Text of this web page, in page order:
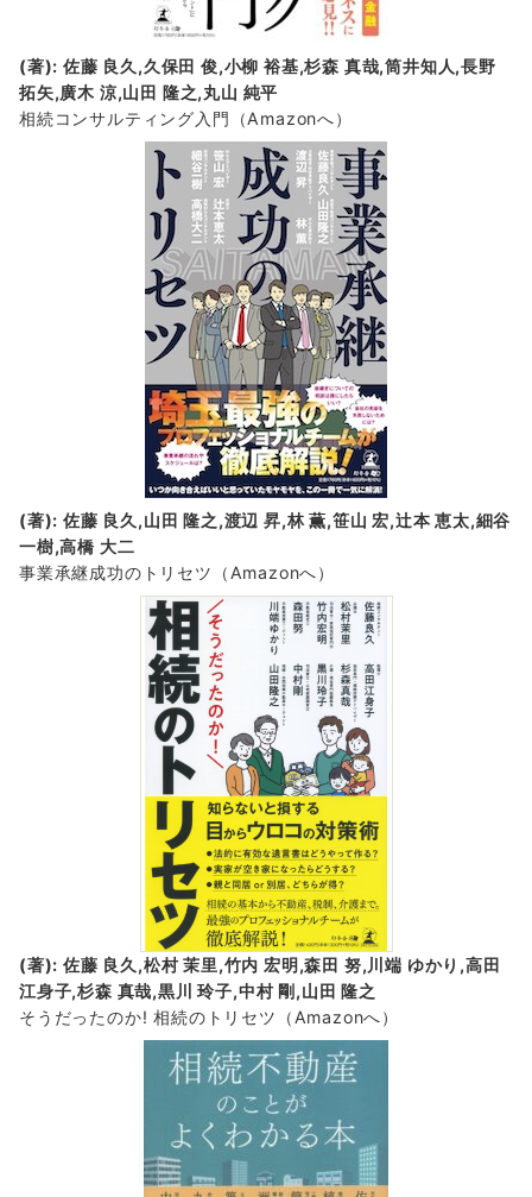
(著): 佐藤 良久,久保田 俊,小柳 裕基,杉森 真哉,筒井知人,長野
拓矢,廣木 涼,山田 隆之,丸山 純平
相続コンサルティング入門 （Amazonへ）
(著): 佐藤 良久,山田 隆之,渡辺 昇,林 薫,笹山 宏,辻本 恵太,細谷
一樹,高橋 大二
事業承継成功のトリセツ
（Amazonへ）
(著): 佐藤 良久,松村 茉里,竹内 宏明,森田 努,川端 ゆかり,高田
江身子,杉森 真哉,黒川 玲子,中村 剛,山田 隆之
そうだったのか! 相続のトリセツ
（Amazonへ）